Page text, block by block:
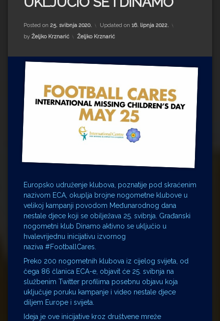
Impressum
Milenko Strižak
Drugi autori
Drugi autori
Ljiljana Lekanić-Kljaić
Željko Krznarić
Mario Lovreković
Miroslav Šantek
Posted on 25. svibnja 2020. Updated on 16. lipnja 2022.
by Željko Krznarić Kategorije:
Željko Krznarić
Europsko udruženje klubova, poznatije pod skraćenim
nazivom ECA, okuplja brojne nogometne klubove u
velikoj kampanji povodom Međunarodnog dana
nestale djece koji se obilježava 25. svibnja. Građanski
nogometni klub Dinamo aktivno se uključio u
hvalevrijednu inicijativu izvornog
naziva #FootballCares.
Preko 200 nogometnih klubova iz cijelog svijeta, od
čega 86 članica ECA-e, objavit će 25. svibnja na
službenim Twitter profilima posebnu objavu koja
uključuje poruku kampanje i video nestale djece
diljem Europe i svijeta.
Ideja je ove inicijative kroz društvene mreže